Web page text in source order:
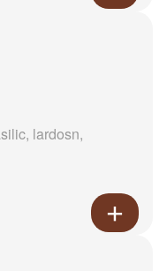
lardosn,